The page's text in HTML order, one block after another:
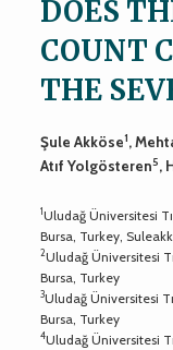
DOES
COUNT
THE
Şule Akköse1,
Atıf Yolgösteren5,
1Uludağ Üniversitesi
Bursa, Turkey,
2Uludağ Üniversitesi
Bursa, Turkey
3Uludağ Üniversitesi
Bursa, Turkey
4Uludağ Üniversitesi